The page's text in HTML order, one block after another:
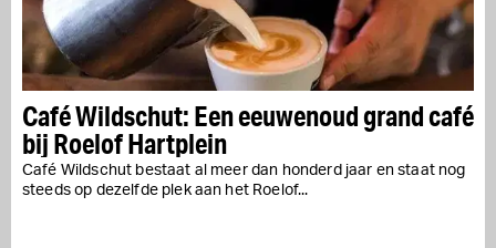
Café Wildschut: Een eeuwenoud grand café
bij Roelof Hartplein
Café Wildschut bestaat al meer dan honderd jaar en staat nog
steeds op dezelfde plek aan het Roelof...